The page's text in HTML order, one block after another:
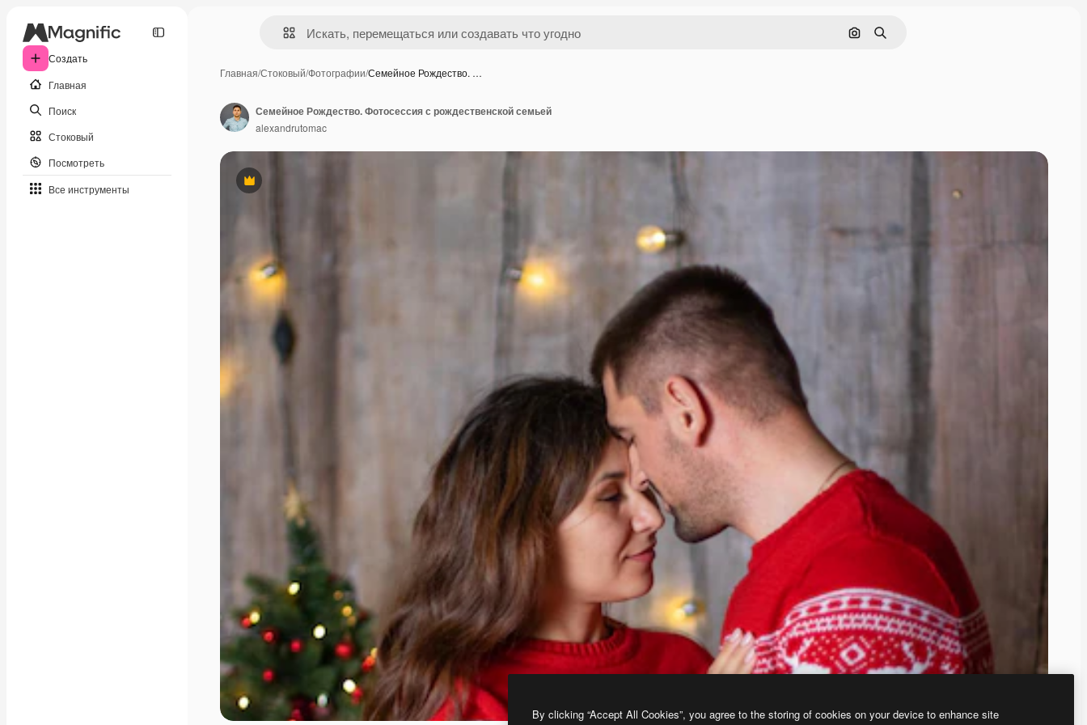
Создать
Главная
Поиск
Стоковый
Посмотреть
Все инструменты
Поиск по изображению
Поиск
Главная/Стоковый/Фотографии/Семейное Рождество. …
Премиум
Семейное Рождество. Фотосессия с рождественской семьей
alexandrutomac
By clicking “Accept All Cookies”, you agree to the storing of cookies on your device to enhance site